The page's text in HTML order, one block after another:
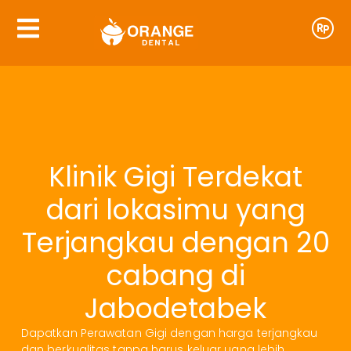
Klinik Gigi Terdekat
dari lokasimu yang
Terjangkau dengan 20
cabang di
Jabodetabek
Dapatkan Perawatan Gigi dengan harga terjangkau